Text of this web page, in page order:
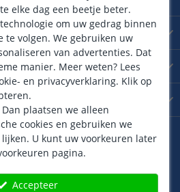
van het laatste nieuws, onze
elke dag een beetje beter.
om uw gedrag binnen
te volgen. We gebruiken uw
van advertenties. Dat
manier. Meer weten? Lees
en privacyverklaring. Klik op
Dan plaatsen we alleen
cookies en gebruiken we
U kunt uw voorkeuren later
pagina.
Accepteer